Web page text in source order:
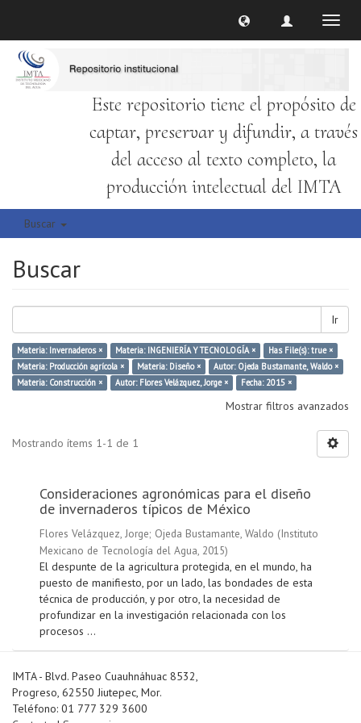
Este repositorio tiene el propósito de
captar, preservar y difundir, a través
del acceso al texto completo, la
producción intelectual del IMTA
Buscar
Buscar
Ir
Materia: Invernaderos × Materia: INGENIERÍA Y TECNOLOGÍA ×
Has File(s): true ×
Materia: Producción agrícola ×
Materia: Diseño ×
Autor: Ojeda Bustamante, Waldo ×
Materia: Construcción ×
Autor: Flores Velázquez, Jorge × Fecha: 2015 ×
Mostrar filtros avanzados
Mostrando ítems 1-1 de 1
Consideraciones agronómicas para el diseño
de invernaderos típicos de México
Flores Velázquez, Jorge; Ojeda Bustamante, Waldo (Instituto
Mexicano de Tecnología del Agua, 2015)
El despunte de la agricultura protegida, en el mundo, ha
puesto de manifiesto, por un lado, las bondades de esta
técnica de producción, y por otro, la necesidad de
profundizar en la investigación relacionada con los
procesos ...
IMTA - Blvd. Paseo Cuauhnáhuac 8532,
Progreso, 62550 Jiutepec, Mor.
Teléfono: 01 777 329 3600